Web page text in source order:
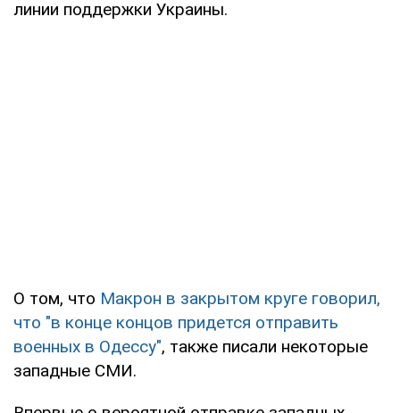
линии поддержки Украины.
О том, что Макрон в закрытом круге говорил,
что "в конце концов придется отправить
военных в Одессу", также писали некоторые
западные СМИ.